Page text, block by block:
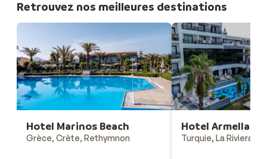
Retrouvez nos meilleures destinations
Hotel Marinos Beach
Grèce, Crète, Rethymnon
Hotel Armella
Turquie, La Riviera